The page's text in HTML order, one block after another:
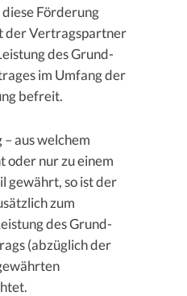
Förderung
der Vertragspartner
des Grund-
im Umfang der
befreit.
aus welchem
oder nur zu einem
gewährt, so ist der
zum
des Grund-
(abzüglich der